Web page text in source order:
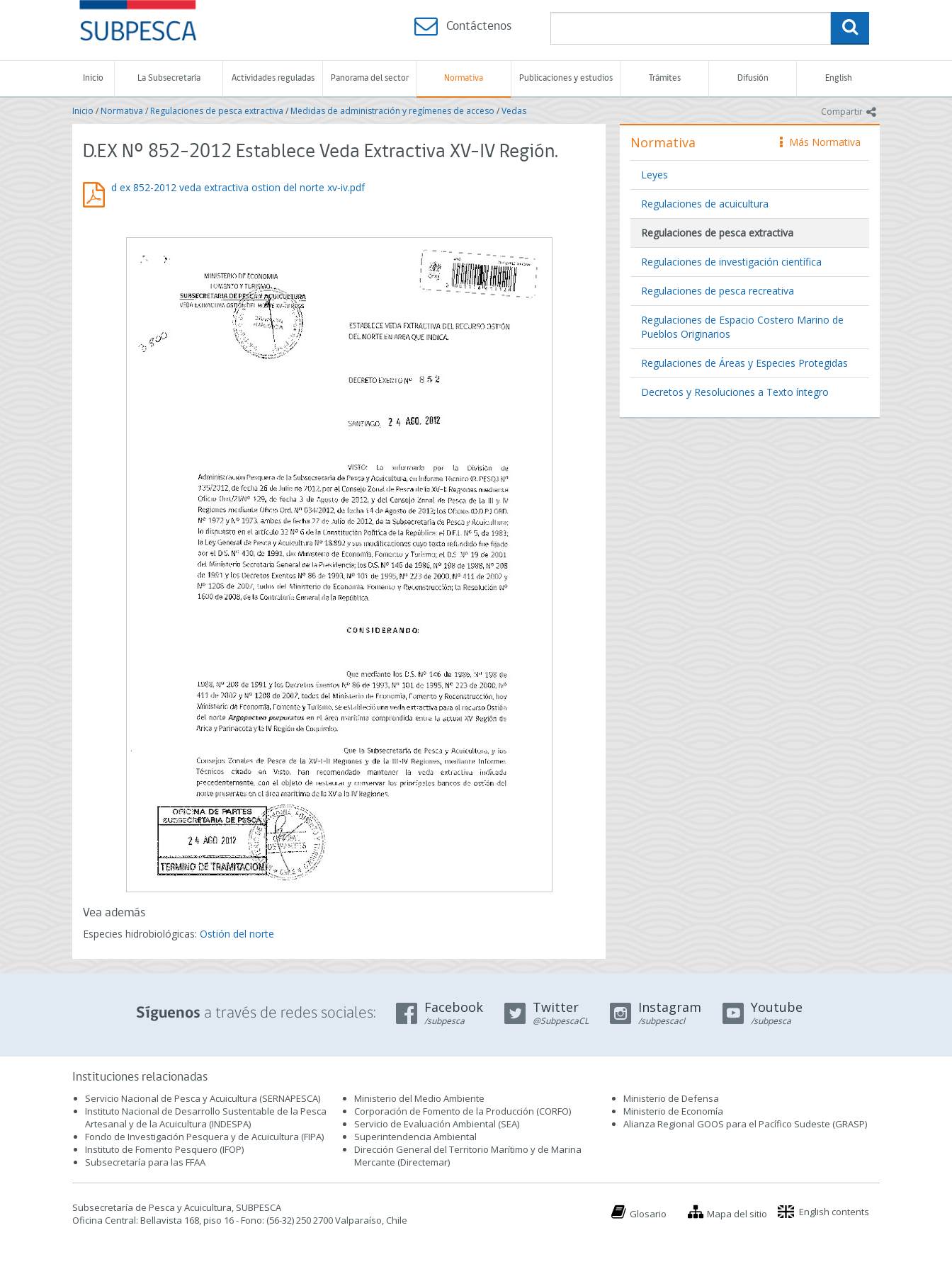
-
Subsecretaría
de
Pesca
Acuicultura
-
de
Chile
Contáctenos
Inicio La Subsecretaría Actividades reguladas Panorama del sector Normativa Publicaciones y estudios Trámites Difusión English
Compartir icono
Inicio /Normativa / Regulaciones de pesca extractiva /Medidas de administración y regímenes de acceso /Vedas
D.EX Nº 852-2012 Establece Veda Extractiva XV-IV Región.
d ex 852-2012 veda extractiva ostion del norte xv-iv.pdf
Vea además
Especies hidrobiológicas: Ostión del norte
icono
Más Normativa
Normativa
Leyes
Regulaciones de acuicultura
Regulaciones de pesca extractiva
Regulaciones de investigación científica
Regulaciones de pesca recreativa
Regulaciones de Espacio Costero Marino de
Pueblos Originarios
Regulaciones de Áreas y Especies Protegidas
Decretos y Resoluciones a Texto íntegro
Síguenos a través de redes sociales: Facebook
/subpesca
Twitter
@SubpescaCL
Instagram
/subpescacl
Youtube
/subpesca
Instituciones relacionadas
Servicio Nacional de Pesca y Acuicultura (SERNAPESCA)
Instituto Nacional de Desarrollo Sustentable de la Pesca
Artesanal y de la Acuicultura (INDESPA)
Fondo de Investigación Pesquera y de Acuicultura (FIPA)
Instituto de Fomento Pesquero (IFOP)
Subsecretaría para las FFAA
Ministerio del Medio Ambiente
Corporación de Fomento de la Producción (CORFO)
Servicio de Evaluación Ambiental (SEA)
Superintendencia Ambiental
Dirección General del Territorio Marítimo y de Marina
Mercante (Directemar)
Ministerio de Defensa
Ministerio de Economía
Alianza Regional GOOS para el Pacífico Sudeste (GRASP)
Subsecretaría de Pesca y Acuicultura, SUBPESCA
Oficina Central: Bellavista 168, piso 16 - Fono: (56-32) 250 2700 Valparaíso, Chile
Glosario Mapa del sitio English contents